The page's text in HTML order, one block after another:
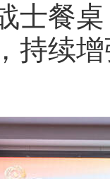
士餐
持续